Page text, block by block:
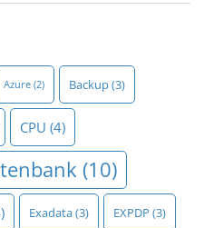
Azure (2) Backup(3)
CPU (4)
(10)
Exadata(3) EXPDP (3)